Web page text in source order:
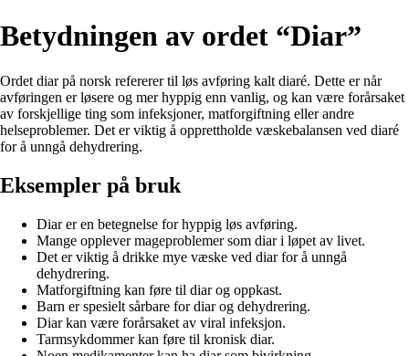
Betydningen av ordet “Diar”
Ordet diar på norsk refererer til løs avføring kalt diaré. Dette er når
avføringen er løsere og mer hyppig enn vanlig, og kan være forårsaket
av forskjellige ting som infeksjoner, matforgiftning eller andre
helseproblemer. Det er viktig å opprettholde væskebalansen ved diaré
for å unngå dehydrering.
Eksempler på bruk
Diar er en betegnelse for hyppig løs avføring.
Mange opplever mageproblemer som diar i løpet av livet.
Det er viktig å drikke mye væske ved diar for å unngå
dehydrering.
Matforgiftning kan føre til diar og oppkast.
Barn er spesielt sårbare for diar og dehydrering.
Diar kan være forårsaket av viral infeksjon.
Tarmsykdommer kan føre til kronisk diar.